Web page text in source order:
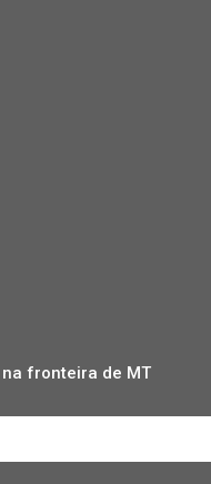
fronteira de MT